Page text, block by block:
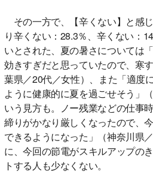
その一方で、【辛くない】と感
り辛くない：28.3％、辛くない：
いとされた、夏の暑さについては
効きすぎだと思っていたので、寒
葉県／20代／女性）、また「適度
ように健康的に夏を過ごせそう」
いう見方も。ノー残業などの仕事
締りがかなり厳しくなったので、
できるようになった」（神奈川県
に、今回の節電がスキルアップの
トする人も少なくない。